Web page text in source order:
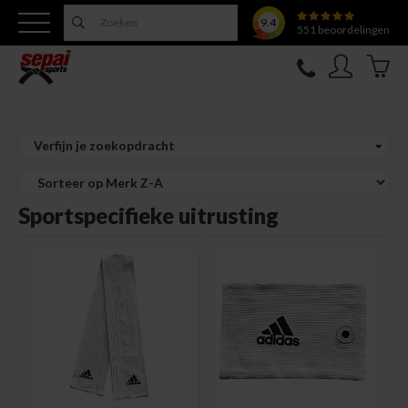
9.4
551 beoordelingen
Nieuw
Topfighter
Kleding
Verfijn je zoekopdracht
Sportspecifieke uitrusting